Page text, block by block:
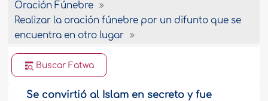
Oración Fúnebre
Realizar la oración fúnebre por un difunto que se
encuentra en otro lugar
Buscar Fatwa
Se convirtió al Islam en secreto y fue